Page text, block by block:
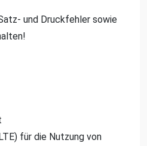
und Druckfehler sowie
für die Nutzung von